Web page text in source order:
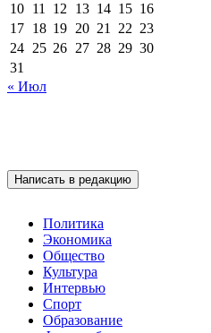
10 11 12 13 14 15 16
17 18 19 20 21 22 23
24 25 26 27 28 29 30
31
« Июл
Написать в редакцию
Политика
Экономика
Общество
Культура
Интервью
Спорт
Образование